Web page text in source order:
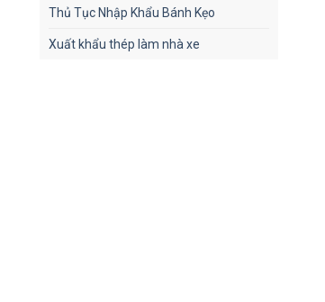
Thủ Tục Nhập Khẩu Bánh Kẹo
Xuất khẩu thép làm nhà xe